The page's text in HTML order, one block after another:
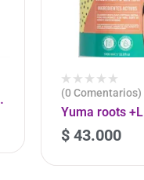
(0 Comentarios)
Yuma roots +L
$ 43.000
-